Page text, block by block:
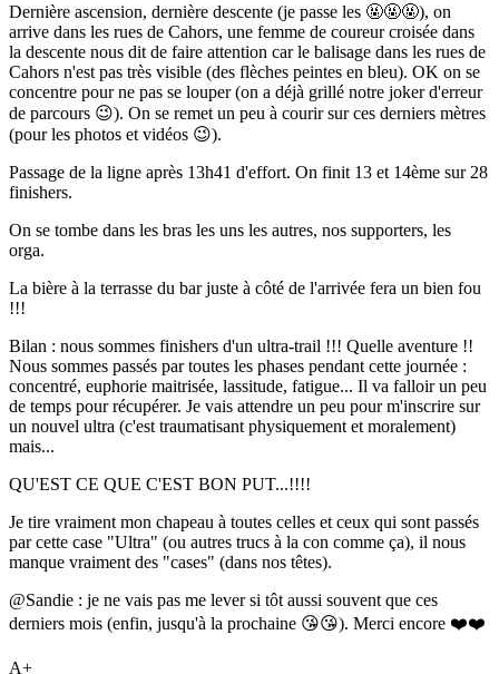
Dernière ascension, dernière descente (je passe les 🤬🤬🤬), on
arrive dans les rues de Cahors, une femme de coureur croisée dans
la descente nous dit de faire attention car le balisage dans les rues de
Cahors n'est pas très visible (des flèches peintes en bleu). OK on se
concentre pour ne pas se louper (on a déjà grillé notre joker d'erreur
de parcours 😉). On se remet un peu à courir sur ces derniers mètres
(pour les photos et vidéos 😉).
Passage de la ligne après 13h41 d'effort. On finit 13 et 14ème sur 28
finishers.
On se tombe dans les bras les uns les autres, nos supporters, les
orga.
La bière à la terrasse du bar juste à côté de l'arrivée fera un bien fou
!!!
Bilan : nous sommes finishers d'un ultra-trail !!! Quelle aventure !!
Nous sommes passés par toutes les phases pendant cette journée :
concentré, euphorie maitrisée, lassitude, fatigue... Il va falloir un peu
de temps pour récupérer. Je vais attendre un peu pour m'inscrire sur
un nouvel ultra (c'est traumatisant physiquement et moralement)
mais...
QU'EST CE QUE C'EST BON PUT...!!!!
Je tire vraiment mon chapeau à toutes celles et ceux qui sont passés
par cette case "Ultra" (ou autres trucs à la con comme ça), il nous
manque vraiment des "cases" (dans nos têtes).
@Sandie : je ne vais pas me lever si tôt aussi souvent que ces
derniers mois (enfin, jusqu'à la prochaine 😘😘). Merci encore ❤️❤️
A+